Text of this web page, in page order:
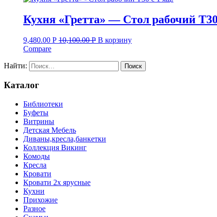
Кухня «Гретта» — Стол рабочий
9,480.00 Р 10,100.00Р В корзину
Compare
Найти:
Каталог
Библиотеки
Буфеты
Витрины
Детская Мебель
Диваны,кресла,банкетки
Коллекция Викинг
Комоды
Кресла
Кровати
Кровати 2х ярусные
Кухни
Прихожие
Разное